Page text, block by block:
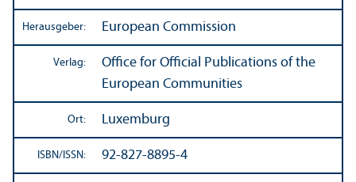
Herausgeber: European Commission
Verlag:
Office for Official Publications of the
European Communities
Ort: Luxemburg
ISBN/ ISSN: 92-827-8895-4